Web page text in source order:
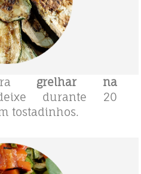
grelhar na
durante 20
tostadinhos.